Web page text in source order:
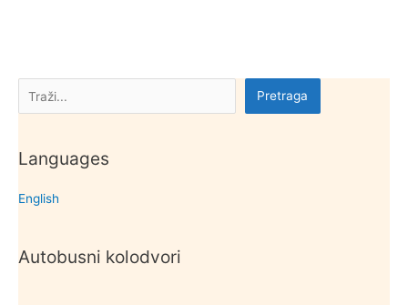
Pretraga Pretraga
Languages
English
Autobusni kolodvori